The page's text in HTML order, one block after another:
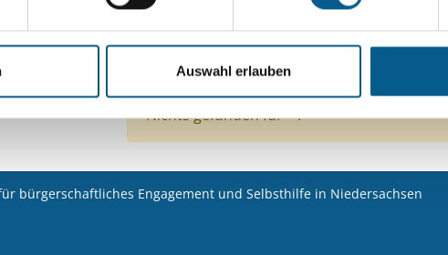
Auswahl erlauben
Bereiche: Stiftungen
Kategorie: Hilfsbedürftige
Kategorie: Wohlfahrtswesen
Kategorie:
Alle Filter entfernen
Nichts gefunden für "".
bürgerschaftliches Engagement und Selbsthilfe in Niedersachsen